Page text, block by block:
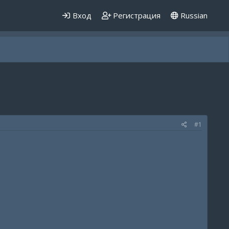
Вход Регистрация Russian
#1